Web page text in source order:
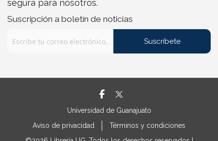
segura para nosotros.
Suscripción a boletín de noticias
Suscríbete
Universidad de Guanajuato
Aviso de privacidad
Términos y condiciones